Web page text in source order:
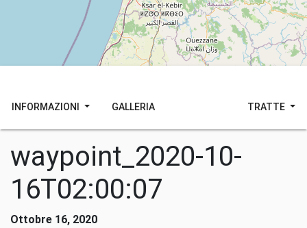
INFORMAZIONI GALLERIA TRATTE
waypoint_2020-10-
16T02:00:07
Ottobre 16, 2020